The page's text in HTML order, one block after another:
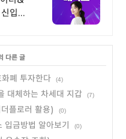
입생
다른 글
폐 투자한다 (4)
대체하는 차세대 지갑 (7)
플로러 활용) (0)
금방법 알아보기 (0)